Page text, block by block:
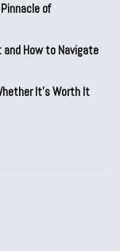
of
and How to Navigate
It’s Worth It